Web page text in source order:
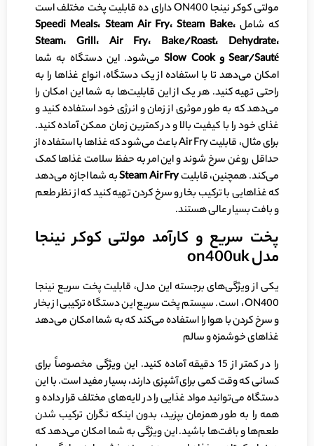
مولتی کوکر نینجا ON400 دارای ده قابلیت پخت مختلف است
که شامل
Speedi Meals، Steam Air Fry،Steam Bake،
Steam، Grill، Air Fry، Bake/Roast، Dehydrate،
Sear/Sauté وSlow Cookمی‌شود. این دستگاه به شما
امکان می‌دهد تا با استفاده از یک دستگاه، انواع غذاها را به
راحتی تهیه کنید. هر یک از این قابلیت‌ها به شما این امکان را
می‌دهد که به طور موثری از زمان و انرژی خود استفاده کنید و
غذای خود را با کیفیت بالا و در کمترین زمان ممکن آماده کنید.
برای مثال، قابلیت Air Fry باعث می‌شود که غذاها با استفاده از
حداقل روغن سرخ شوند و این امر به حفظ سلامت غذاها کمک
می‌کند. همچنین، قابلیتSteam Air Fryبه شما اجازه می‌دهد
که غذاهایی با ترکیب بخار و سرخ کردن تهیه کنید که از نظر طعم
و بافت بسیار عالی هستند.
پخت سریع و کارآمد مولتی کوکر نینجا
مدل on400uk
یکی از ویژگی‌های برجسته این مدل، قابلیت پخت سریع نینجا
ON400، است. سیستم پخت سریع این دستگاه ترکیبی از بخار
و سرخ کردن با هوا را استفاده می‌کند که به شما امکان می‌دهد
غذاهای خوشمزه و سالم
را در کمتر از 15 دقیقه آماده کنید. این ویژگی مخصوصاً برای
کسانی که وقت کمی برای آشپزی دارند، بسیار مفید است. با این
دستگاه می‌توانید مواد غذایی را در لایه‌های مختلف قرار داده و
همه را به طور همزمان بپزید، بدون اینکه نگران ترکیب شدن
طعم‌ها و بافت‌ها باشید. این ویژگی به شما امکان می‌دهد که